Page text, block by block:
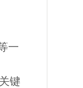
一
键